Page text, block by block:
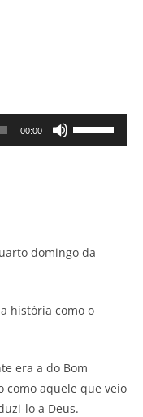
00:00
Use
as
para
para
diminuir
o
domingo da
história como o
era a do Bom
como aquele que veio
lo a Deus.